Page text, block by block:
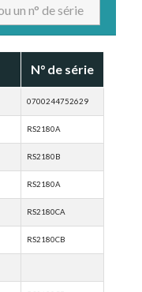
N° de série